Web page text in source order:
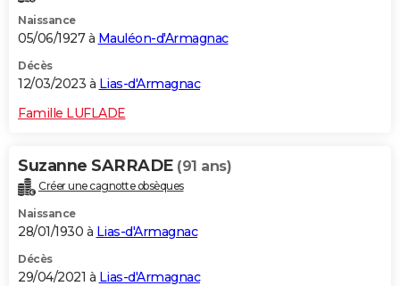
COPAINS D'AVANT
S'inscrire
Se connecter
Lycées
Collèges
Primaires
Universités
Entreprises
Service militaire
Avis de recherche
AVIS DE DÉCÈS
Naissance
05/06/1927 à Mauléon-d'Armagnac
Décès
12/03/2023 à Lias-d'Armagnac
Famille LUFLADE
Suzanne SARRADE (91 ans)
Créer une cagnotte obsèques
Naissance
28/01/1930 à Lias-d'Armagnac
Décès
29/04/2021 à Lias-d'Armagnac